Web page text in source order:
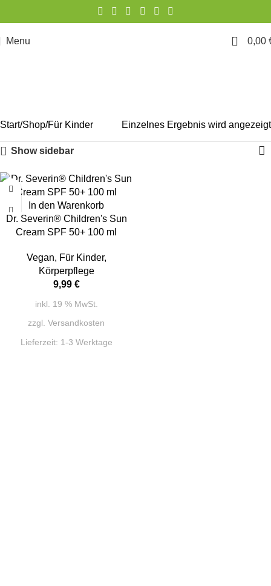
Menu 0 0,00
Start Shop Für Kinder Einzelnes Ergebnis wird angezeigt
Show sidebar
In den Warenkorb
Dr. Severin® Children's Sun
Cream SPF 50+ 100 ml
Vegan, Für Kinder,
Körperpflege
9,99 €
inkl. 19 % MwSt.
zzgl. Versandkosten
Lieferzeit: 1-3 Werktage